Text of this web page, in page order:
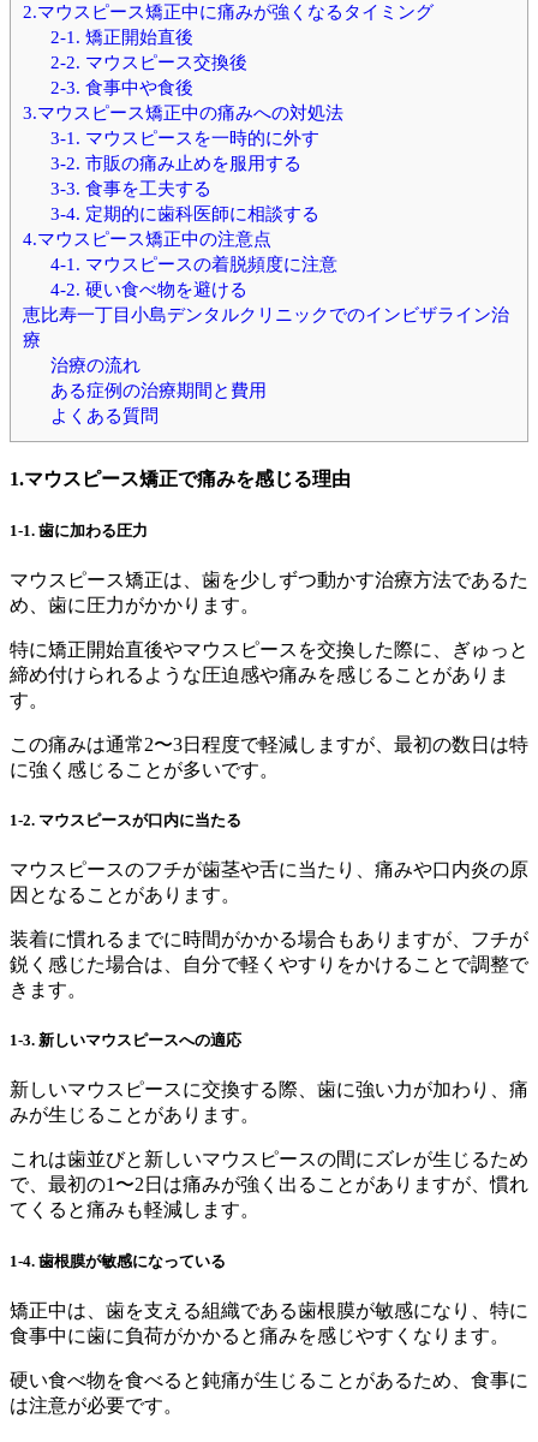
2.マウスピース矯正中に痛みが強くなるタイミング
2-1. 矯正開始直後
2-2. マウスピース交換後
2-3. 食事中や食後
3.マウスピース矯正中の痛みへの対処法
3-1. マウスピースを一時的に外す
3-2. 市販の痛み止めを服用する
3-3. 食事を工夫する
3-4. 定期的に歯科医師に相談する
4.マウスピース矯正中の注意点
4-1. マウスピースの着脱頻度に注意
4-2. 硬い食べ物を避ける
恵比寿一丁目小島デンタルクリニックでのインビザライン治
療
治療の流れ
ある症例の治療期間と費用
よくある質問
1.マウスピース矯正で痛みを感じる理由
1-1. 歯に加わる圧力
マウスピース矯正は、歯を少しずつ動かす治療方法であるた
め、歯に圧力がかかります。
特に矯正開始直後やマウスピースを交換した際に、ぎゅっと
締め付けられるような圧迫感や痛みを感じることがありま
す。
この痛みは通常2〜3日程度で軽減しますが、最初の数日は特
に強く感じることが多いです。
1-2. マウスピースが口内に当たる
マウスピースのフチが歯茎や舌に当たり、痛みや口内炎の原
因となることがあります。
装着に慣れるまでに時間がかかる場合もありますが、フチが
鋭く感じた場合は、自分で軽くやすりをかけることで調整で
きます。
1-3. 新しいマウスピースへの適応
新しいマウスピースに交換する際、歯に強い力が加わり、痛
みが生じることがあります。
これは歯並びと新しいマウスピースの間にズレが生じるため
で、最初の1〜2日は痛みが強く出ることがありますが、慣れ
てくると痛みも軽減します。
1-4. 歯根膜が敏感になっている
矯正中は、歯を支える組織である歯根膜が敏感になり、特に
食事中に歯に負荷がかかると痛みを感じやすくなります。
硬い食べ物を食べると鈍痛が生じることがあるため、食事に
は注意が必要です。